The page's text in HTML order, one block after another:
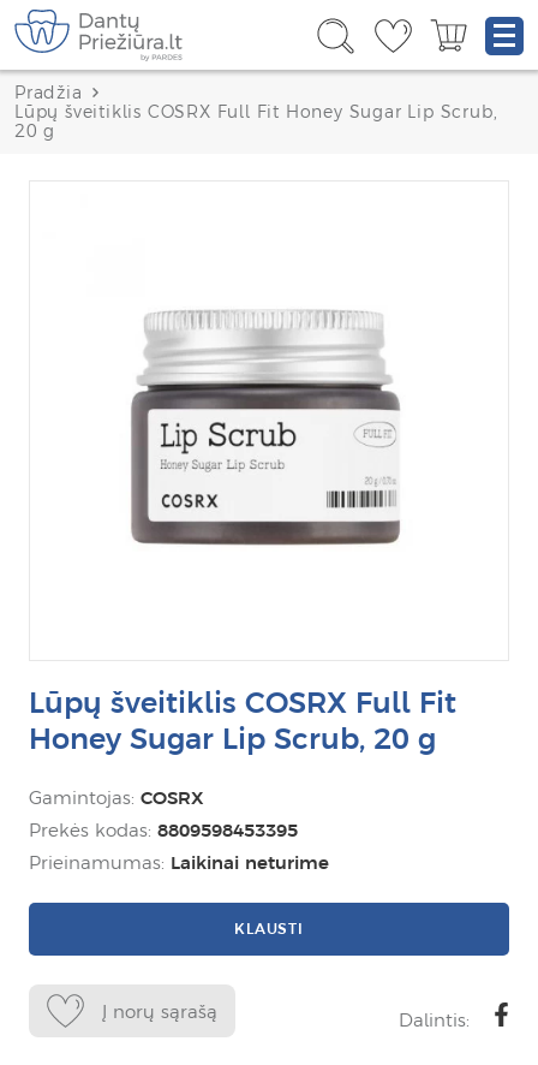
Pradžia
Lūpų šveitiklis COSRX Full Fit Honey Sugar Lip Scrub,
20 g
Lūpų šveitiklis COSRX Full Fit
Honey Sugar Lip Scrub, 20 g
Gamintojas: COSRX
Prekės kodas: 8809598453395
Prieinamumas: Laikinai neturime
KLAUSTI
Į norų sąrašą Dalintis: